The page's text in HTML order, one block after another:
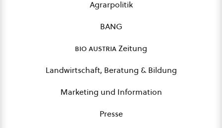
Agrarpolitik
BANG
bio austriaZeitung
Landwirtschaft, Beratung & Bildung
Marketing und Information
Presse